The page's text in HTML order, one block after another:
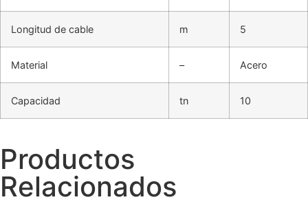
Longitud de cable m 5
Material – Acero
Capacidad tn 10
Productos
Relacionados